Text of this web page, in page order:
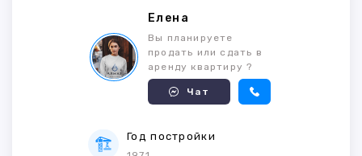
Елена
Вы планируете
продать или сдать в
аренду квартиру ?
Чат
Год постройки